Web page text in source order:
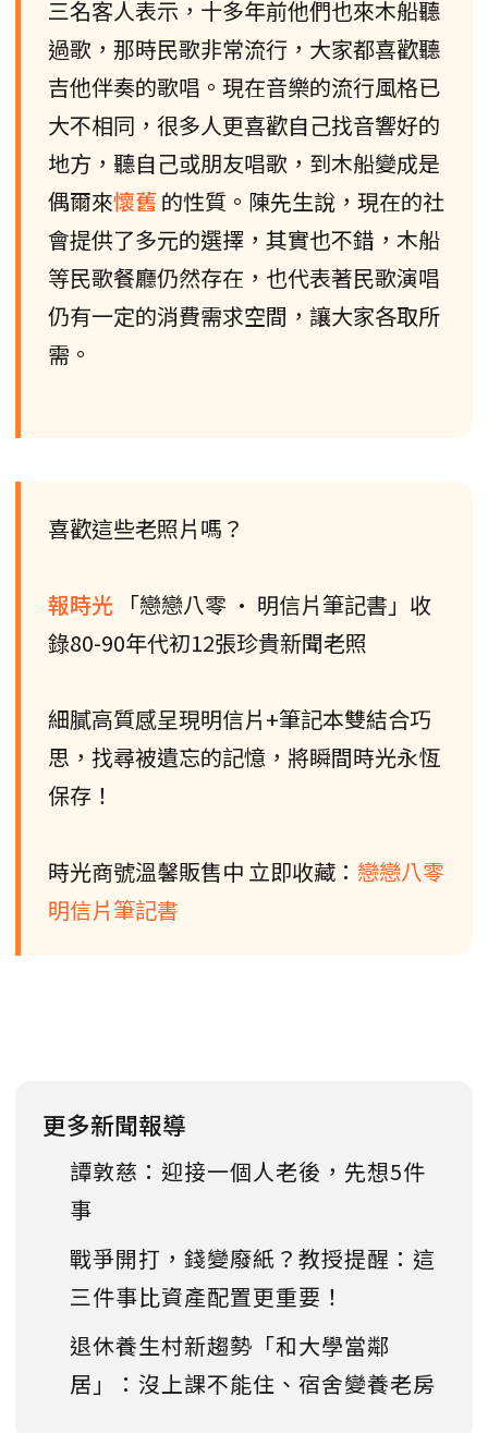
三名客人表示，十多年前他們也來木船聽
過歌，那時民歌非常流行，大家都喜歡聽
吉他伴奏的歌唱。現在音樂的流行風格已
大不相同，很多人更喜歡自己找音響好的
地方，聽自己或朋友唱歌，到木船變成是
偶爾來懷舊 的性質。陳先生說，現在的社
會提供了多元的選擇，其實也不錯，木船
等民歌餐廳仍然存在，也代表著民歌演唱
仍有一定的消費需求空間，讓大家各取所
需。
喜歡這些老照片嗎？
報時光
「戀戀八零 • 明信片筆記書」收
錄80-90年代初12張珍貴新聞老照
細膩高質感呈現明信片+筆記本雙結合巧
思，找尋被遺忘的記憶，將瞬間時光永恆
保存！
時光商號溫馨販售中 立即收藏： 戀戀八零
明信片筆記書
更多新聞報導
譚敦慈：迎接一個人老後，先想5件
事
戰爭開打，錢變廢紙？教授提醒：這
三件事比資產配置更重要！
退休養生村新趨勢「和大學當鄰
居」：沒上課不能住、宿舍變養老房